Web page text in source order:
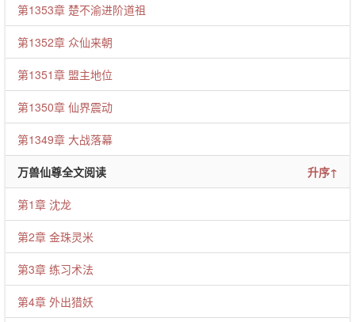
第1353章 楚不渝进阶道祖
第1352章 众仙来朝
第1351章 盟主地位
第1350章 仙界震动
第1349章 大战落幕
万兽仙尊全文阅读 升序↑
第1章 沈龙
第2章 金珠灵米
第3章 练习术法
第4章 外出猎妖